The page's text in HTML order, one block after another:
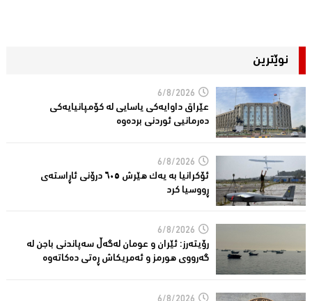
نوێترین
6/8/2026
عێراق داوایەکی یاسایی لە کۆمپانیایه‌كی
دەرمانیى ئوردنی بردەوە
6/8/2026
ئۆکرانیا بە یەک هێرش ٦٠٥ درۆنی ئاڕاستەى
ڕووسیا کرد
6/8/2026
رۆیتەرز: ئێران و عومان لەگەڵ سەپاندنی باجن لە
گەرووی هورمز و ئەمریکاش ڕەتی دەکاتەوە